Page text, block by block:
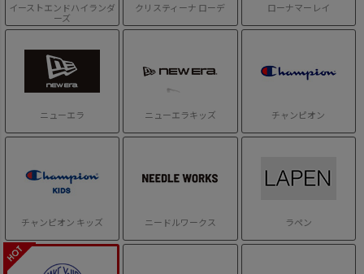
イーストエンドハイランダ
ーズ
クリスティーナ ローデ ローナマーレイ
ニューエラ ニューエラキッズ チャンピオン
チャンピオン キッズ ニードルワークス ラペン